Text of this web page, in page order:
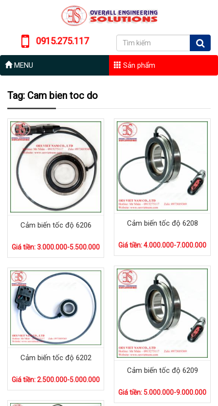
0915.275.117
MENU Sản phẩm
Tag: Cam bien toc do
Cảm biến tốc độ 6206
Giá tiền: 3.000.000-5.500.000
Cảm biến tốc độ 6208
Giá tiền: 4.000.000-7.000.000
Cảm biến tốc độ 6209
Giá tiền: 5.000.000-9.000.000
Cảm biến tốc độ 6202
Giá tiền: 2.500.000-5.000.000